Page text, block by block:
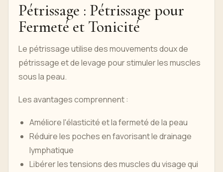
Pétrissage : Pétrissage pour
Fermeté et Tonicité
Le pétrissage utilise des mouvements doux de
pétrissage et de levage pour stimuler les muscles
sous la peau.
Les avantages comprennent :
Améliore l'élasticité et la fermeté de la peau
Réduire les poches en favorisant le drainage
lymphatique
Libérer les tensions des muscles du visage qui